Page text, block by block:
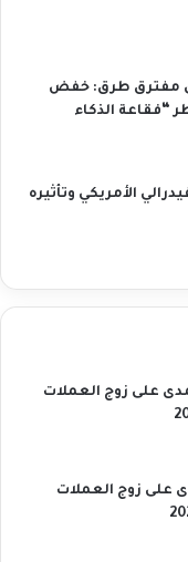
مفترق طرق: خفض
“فقاعة الذكاء
الأمريكي وتأثيره
على زوج العملات
على زوج العملات